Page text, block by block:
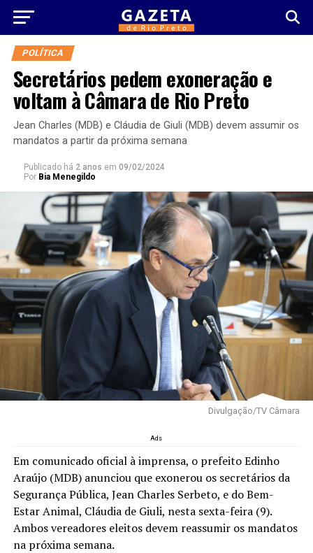
POLÍTICA
Secretários pedem exoneração e
voltam à Câmara de Rio Preto
Jean Charles (MDB) e Cláudia de Giuli (MDB) devem assumir os
mandatos a partir da próxima semana
Publicado há 2 anos em 09/02/2024
Por Bia Menegildo
Divulgação/TV Câmara
Ads
Em comunicado oficial à imprensa, o prefeito Edinho
Araújo (MDB) anunciou que exonerou os secretários da
Segurança Pública, Jean Charles Serbeto, e do Bem-
Estar Animal, Cláudia de Giuli, nesta sexta-feira (9).
Ambos vereadores eleitos devem reassumir os mandatos
na próxima semana.